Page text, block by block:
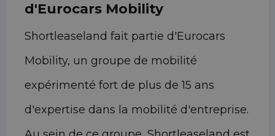
d'Eurocars Mobility
Shortleaseland fait partie d'Eurocars
Mobility, un groupe de mobilité
expérimenté fort de plus de 15 ans
d'expertise dans la mobilité d'entreprise.